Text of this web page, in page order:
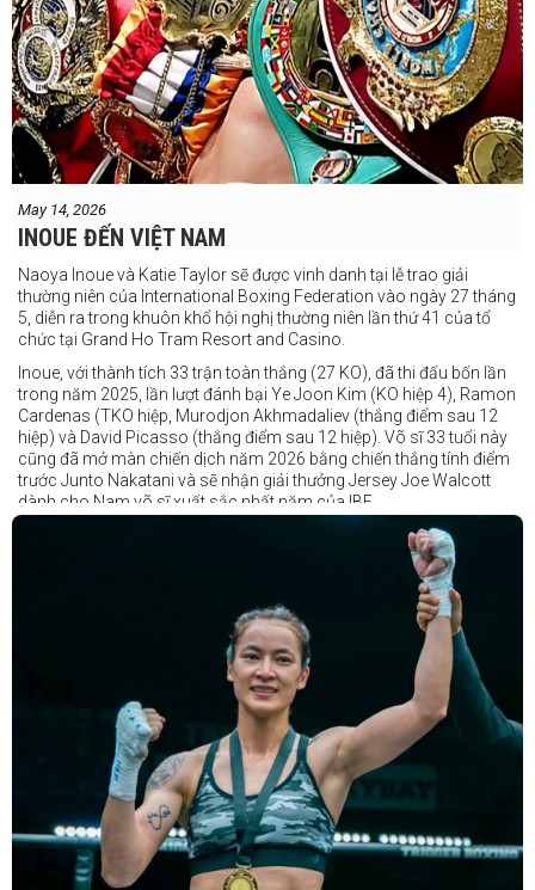
May 14, 2026
INOUE ĐẾN VIỆT NAM
Naoya Inoue và Katie Taylor sẽ được vinh danh tại lễ trao giải
thường niên của International Boxing Federation vào ngày 27 tháng
5, diễn ra trong khuôn khổ hội nghị thường niên lần thứ 41 của tổ
chức tại Grand Ho Tram Resort and Casino.
Inoue, với thành tích 33 trận toàn thắng (27 KO), đã thi đấu bốn lần
trong năm 2025, lần lượt đánh bại Ye Joon Kim (KO hiệp 4), Ramon
Cardenas (TKO hiệp, Murodjon Akhmadaliev (thắng điểm sau 12
hiệp) và David Picasso (thắng điểm sau 12 hiệp). Võ sĩ 33 tuổi này
cũng đã mở màn chiến dịch năm 2026 bằng chiến thắng tính điểm
trước Junto Nakatani và sẽ nhận giải thưởng Jersey Joe Walcott
dành cho Nam võ sĩ xuất sắc nhất năm của IBF.
Trong khi đó, Katie Taylor sẽ được trao danh hiệu Nữ võ sĩ xuất sắc
Dù chỉ thi đấu một trận trong năm 2025, nhưng đó lại là một trong
những màn trình diễn ấn tượng nhất trong sự nghiệp lẫy lừng với
thành tích 25 thắng - 1 thua (6 KO) của Taylor. Cô đã đánh bại đối
thủ lâu năm Amanda Serrano bằng chiến thắng tính điểm đồng
thuận trong trận thứ ba — và có thể là cuối cùng — của cặp đấu này
tại Madison Square Garden vào tháng 7.
Chiến thắng này nối tiếp hai trận thắng gây nhiều tranh cãi trước
Serrano vào các năm 2022 và 2024. Tuy nhiên lần này, không còn
bất kỳ nghi ngờ nào khi Taylor hoàn toàn vượt trội trong suốt 10
Sẽ còn thêm nhiều thông tin sắp được cập nhật